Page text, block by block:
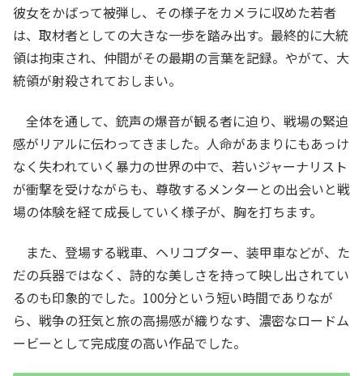
彼女をかばって被弾し、その様子をカメラに収めた若者
は、取材者としての大きな一歩を踏み出す。最終的に大統
領は拘束され、仲間がその最期の言葉を記録。やがて、大
統領が射殺されておしまい。
全体を通して、銃声の爆音が観る者に迫り、戦場の緊迫
感がリアルに伝わってきました。人命があまりにもあっけ
なく失われていく暴力の世界の中で、若いジャーナリスト
が衝撃を受けながらも、尊敬するメンターとの出会いと戦
場の体験を経て成長していく様子が、胸を打ちます。
また、登場する戦車、ヘリコプター、装甲車などが、た
だの兵器ではなく、詩的な美しさを持って映し出されてい
るのも印象的でした。100分という短い時間でありなが
ら、戦争の狂気と旅の高揚感が織りなす、濃密なロードム
ービーとして完成度の高い作品でした。